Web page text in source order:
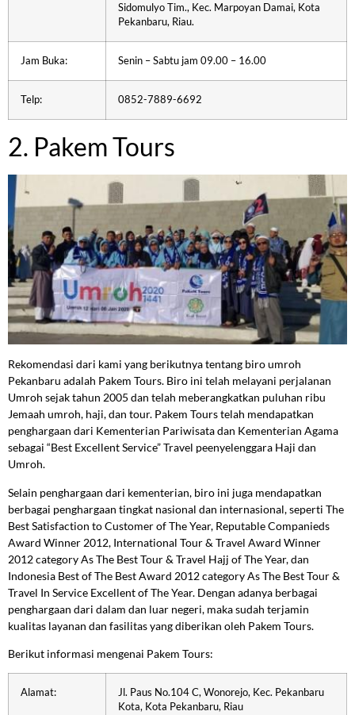
Sidomulyo Tim., Kec. Marpoyan Damai, Kota
Pekanbaru, Riau.
Jam Buka: Senin – Sabtu jam 09.00 – 16.00
Telp: 0852-7889-6692
2. Pakem Tours
Rekomendasi dari kami yang berikutnya tentang biro umroh
Pekanbaru adalah Pakem Tours. Biro ini telah melayani perjalanan
Umroh sejak tahun 2005 dan telah meberangkatkan puluhan ribu
Jemaah umroh, haji, dan tour. Pakem Tours telah mendapatkan
penghargaan dari Kementerian Pariwisata dan Kementerian Agama
sebagai “Best Excellent Service” Travel peenyelenggara Haji dan
Umroh.
Selain penghargaan dari kementerian, biro ini juga mendapatkan
berbagai penghargaan tingkat nasional dan internasional, seperti The
Best Satisfaction to Customer of The Year, Reputable Companieds
Award Winner 2012, International Tour & Travel Award Winner
2012 category As The Best Tour & Travel Hajj of The Year, dan
Indonesia Best of The Best Award 2012 category As The Best Tour &
Travel In Service Excellent of The Year. Dengan adanya berbagai
penghargaan dari dalam dan luar negeri, maka sudah terjamin
kualitas layanan dan fasilitas yang diberikan oleh Pakem Tours.
Berikut informasi mengenai Pakem Tours:
Alamat:
Jl. Paus No.104 C, Wonorejo, Kec. Pekanbaru
Kota, Kota Pekanbaru, Riau